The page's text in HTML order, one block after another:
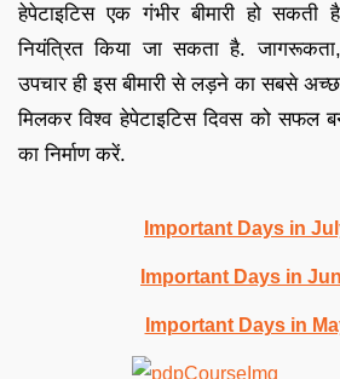
हेपेटाइटिस एक गंभीर बीमारी हो
नियंत्रित किया जा सकता है.
उपचार ही इस बीमारी से लड़ने का सबसे
मिलकर विश्व हेपेटाइटिस दिवस को सफल
का निर्माण करें.
Important Days in
Important Days in
Important Days in